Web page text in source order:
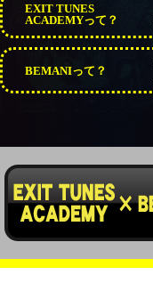
EXIT TUNES
ACADEMYって？
BEMANIって？